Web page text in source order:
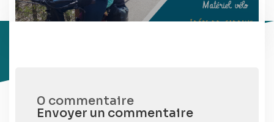
0 commentaire
Envoyer un commentaire